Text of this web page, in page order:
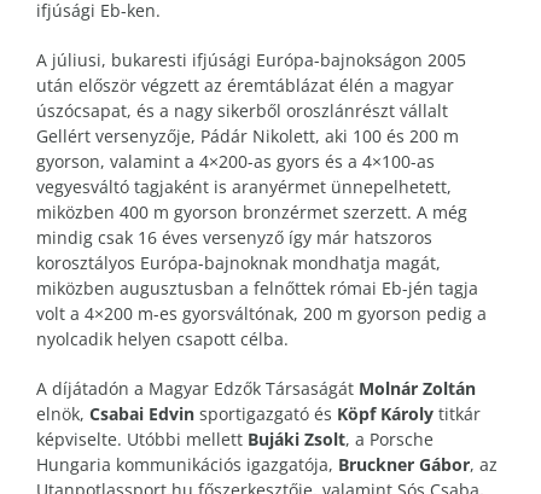
ifjúsági Eb-ken.
A júliusi, bukaresti ifjúsági Európa-bajnokságon 2005
után először végzett az éremtáblázat élén a magyar
úszócsapat, és a nagy sikerből oroszlánrészt vállalt
Gellért versenyzője, Pádár Nikolett, aki 100 és 200 m
gyorson, valamint a 4×200-as gyors és a 4×100-as
vegyesváltó tagjaként is aranyérmet ünnepelhetett,
miközben 400 m gyorson bronzérmet szerzett. A még
mindig csak 16 éves versenyző így már hatszoros
korosztályos Európa-bajnoknak mondhatja magát,
miközben augusztusban a felnőttek római Eb-jén tagja
volt a 4×200 m-es gyorsváltónak, 200 m gyorson pedig a
nyolcadik helyen csapott célba.
A díjátadón a Magyar Edzők Társaságát Molnár Zoltán
elnök, Csabai Edvin sportigazgató és Köpf Károly titkár
képviselte. Utóbbi mellett Bujáki Zsolt, a Porsche
Hungaria kommunikációs igazgatója, Bruckner Gábor, az